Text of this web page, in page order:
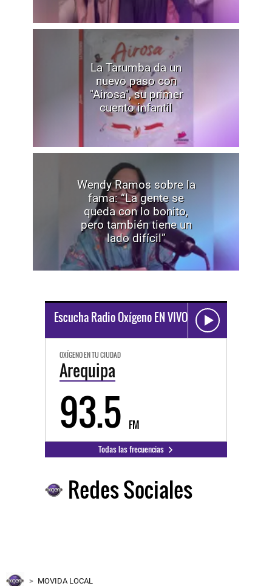
La Tarumba da un
nuevo paso con
"Airosa", su primer
cuento infantil
Wendy Ramos sobre la
fama: “La gente se
queda con lo bonito,
pero también tiene un
lado difícil”
Escucha Radio Oxígeno EN VIVO
OXÍGENO EN TU CIUDAD
Arequipa
93.5 FM
Todas las frecuencias
Redes Sociales
MOVIDA LOCAL